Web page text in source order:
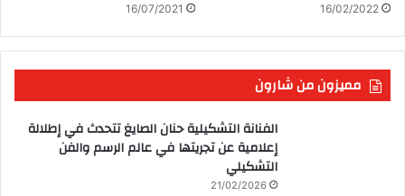
16/02/2022
16/07/2021
مميزون من شارون
الفنانة التشكيلية حنان الصايغ تتحدث في إطلالة
إعلامية عن تجريتها في عالم الرسم والفن
التشكيلي
21/02/2026